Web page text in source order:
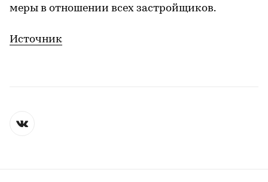
меры в отношении всех застройщиков.
Источник